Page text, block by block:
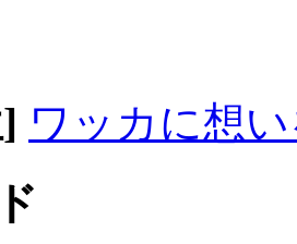
ワッカに想